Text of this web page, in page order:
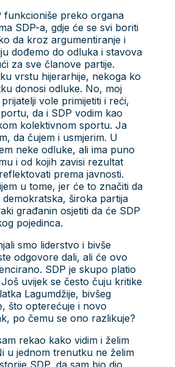
funkcioniše preko organa
SDP-a, gdje će se svi boriti
da kroz argumentiranje i
dođemo do odluka i stavova
za sve članove partije.
vrstu hijerarhije, nekoga ko
donosi odluke. No, moj
vole primijetiti i reći,
da i SDP vodim kao
kolektivnom sportu. Ja
da čujem i usmjerim. U
neke odluke, ali ima puno
i od kojih zavisi rezultat
prema javnosti.
u tome, jer će to značiti da
široka partija
građanin osjetiti da će SDP
pojedinca.
smo liderstvo i bivše
odgovore dali, ali će ovo
SDP je skupo platio
uvijek se često čuju kritike
Lagumdžije, bivšeg
što opterećuje i novo
po čemu se ono razlikuje?
rekao kako vidim i želim
u jednom trenutku ne želim
SDP, da sam bio dio